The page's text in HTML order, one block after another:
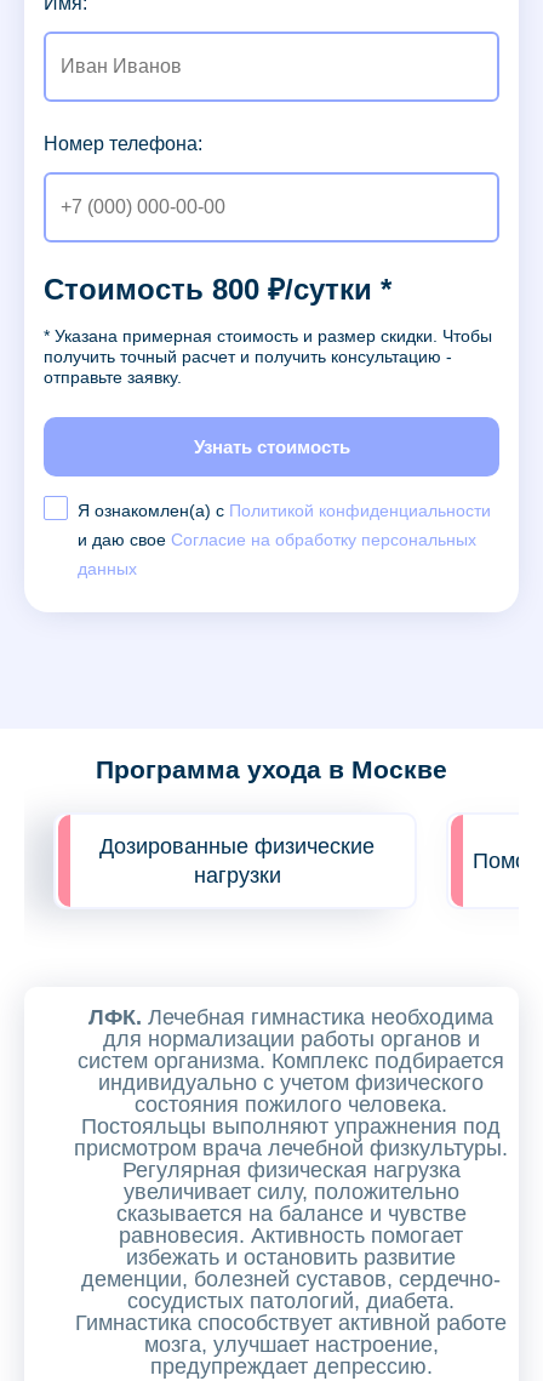
Номер телефона:
Стоимость 800 ₽/сутки *
* Указана примерная стоимость и размер скидки. Чтобы
получить точный расчет и получить консультацию -
отправьте заявку.
Узнать стоимость
Я ознакомлен(а) с Политикой конфиденциальности
и даю свое Согласие на обработку персональных
данных
Программа ухода в Москве
Дозированные физические
нагрузки
ЛФК. Лечебная гимнастика необходима
для нормализации работы органов и
систем организма. Комплекс подбирается
индивидуально с учетом физического
состояния пожилого человека.
Постояльцы выполняют упражнения под
присмотром врача лечебной физкультуры.
Регулярная физическая нагрузка
увеличивает силу, положительно
сказывается на балансе и чувстве
равновесия. Активность помогает
избежать и остановить развитие
деменции, болезней суставов, сердечно-
сосудистых патологий, диабета.
Гимнастика способствует активной работе
мозга, улучшает настроение,
предупреждает депрессию.